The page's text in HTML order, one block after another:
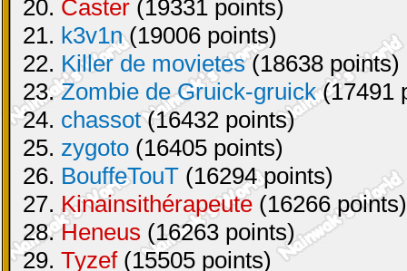
20. Caster (19331 points)
21. k3v1n(19006 points)
22. Killer de movietes(18638 points)
23.Zombie de Gruick-gruick(17491
24. chassot(16432 points)
25. zygoto (16405 points)
26. BouffeTouT (16294 points)
27. Kinainsithérapeute (16266 points)
28.Heneus (16263 points)
29. Tyzef(15505 points)